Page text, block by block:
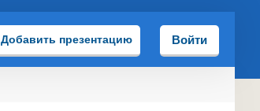
Добавить презентацию Войти